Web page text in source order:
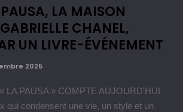
LA MAISON
CHANEL,
UN LIVRE-ÉVÉNEMENT
2025
PAUSA » COMPTE AUJOURD'HUI
qui condensent une vie, un style et un